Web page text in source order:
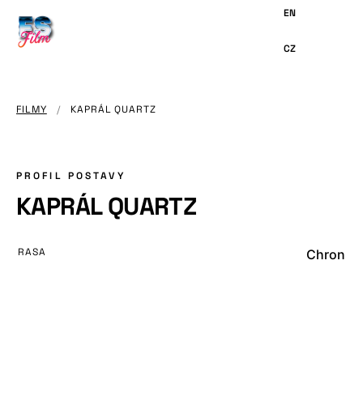
OBSAHU
FILMY / KAPRÁL QUARTZ
PROFIL POSTAVY
KAPRÁL QUARTZ
RASA Chron